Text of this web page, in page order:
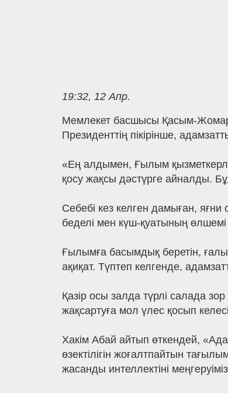
19:32, 12 Апр.
Мемлекет басшысы Қасым-
Президенттің пікірінше,
«Ең алдымен, Ғылым
қосу жақсы дәстүрге айналды.
Себебі кез келген дамыған,
беделі мен күш-қуатының
Ғылымға басымдық беретін,
ақиқат. Түптеп келгенде,
Қазір осы залда түрлі салада
жақсартуға мол үлес қосып
Хакім Абай айтып өткендей,
өзектілігін жоғалтпайтын
жасанды интеллектіні